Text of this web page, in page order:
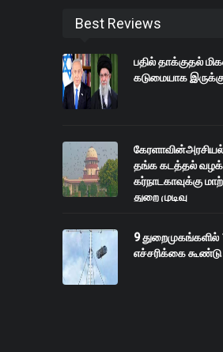
Best Reviews
பதில் தாக்குதல்
கடுமையாக
தங்க கடத்தல்
கர்நாடகாவுக்கு
துறை முடிவு
9
எச்சரிக்கை கூண்டு